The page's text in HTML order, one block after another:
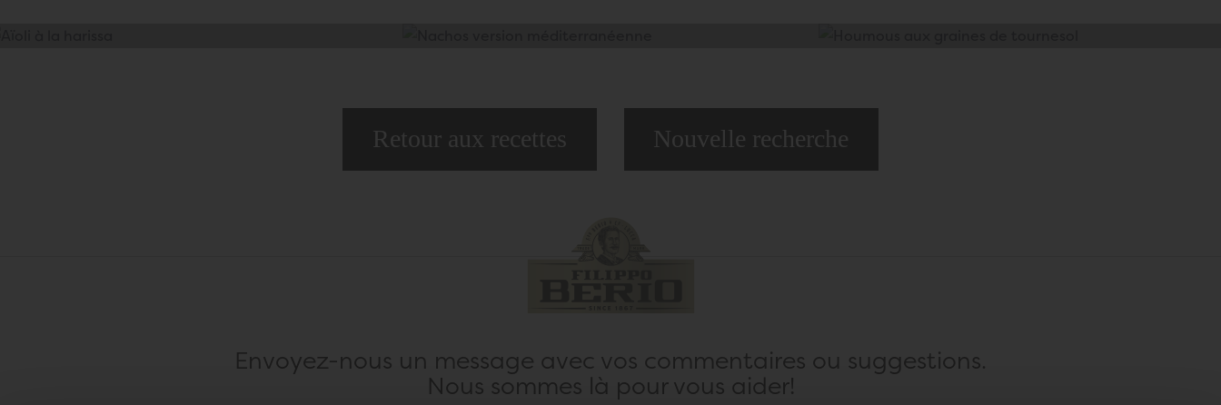
Retour aux recettes Nouvelle recherche
Envoyez-nous un message avec vos commentaires ou suggestions.
Nous sommes là pour vous aider!